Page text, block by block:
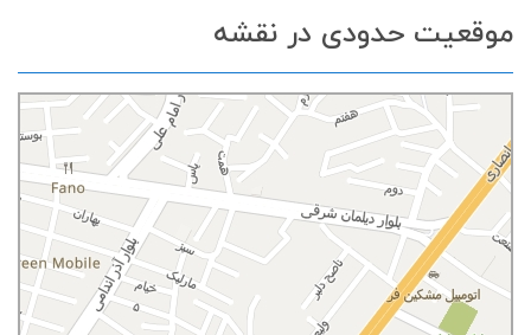
موقعیت حدودی در نقشه